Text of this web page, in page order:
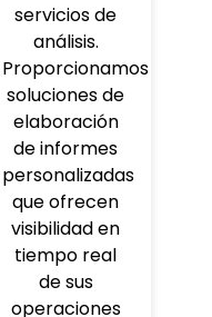
servicios de
análisis.
Proporcionamos
soluciones de
elaboración
de informes
personalizadas
que ofrecen
visibilidad en
tiempo real
de sus
operaciones